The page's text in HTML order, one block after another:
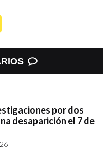
por dos
desaparición el 7 de